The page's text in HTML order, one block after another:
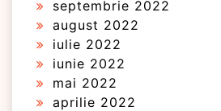
septembrie 2022
august 2022
iulie 2022
iunie 2022
mai 2022
aprilie 2022